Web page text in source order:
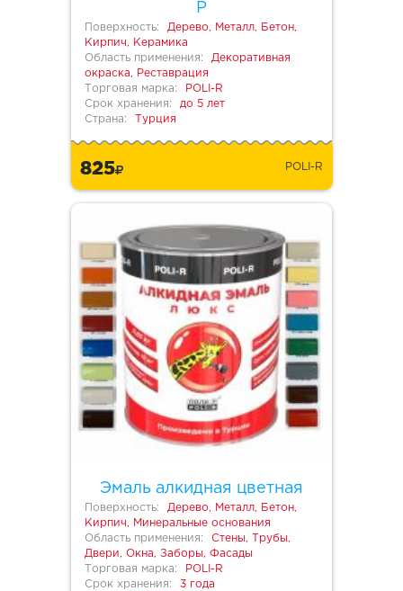
Р
Поверхность:
Дерево, Металл, Бетон,
Кирпич, Керамика
Область применения:
Декоративная
окраска, Реставрация
Торговая марка:
POLI-R
Срок хранения:
до 5 лет
Страна:
Турция
825 POLI-R
Эмаль алкидная цветная
Поверхность:
Дерево, Металл, Бетон,
Кирпич, Минеральные основания
Область применения:
Стены, Трубы,
Двери, Окна, Заборы, Фасады
Торговая марка:
POLI-R
Срок хранения:
3 года